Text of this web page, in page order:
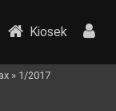
Kiosek
» 1/2017